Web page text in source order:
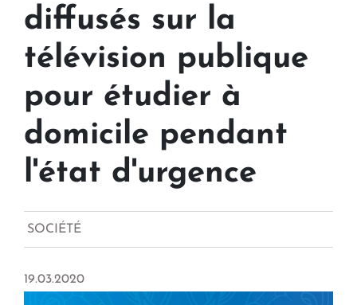
diffusés sur la
télévision publique
pour étudier à
domicile pendant
l'état d'urgence
SOCIÉTÉ
19.03.2020